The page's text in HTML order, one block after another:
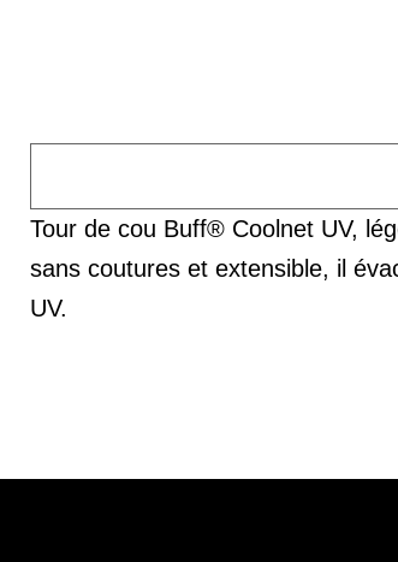
Tour de cou Buff® Coolnet UV,
sans coutures et extensible, il
UV.